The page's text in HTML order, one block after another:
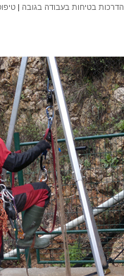
הדרכות בטיחות בעבודה בגובה |